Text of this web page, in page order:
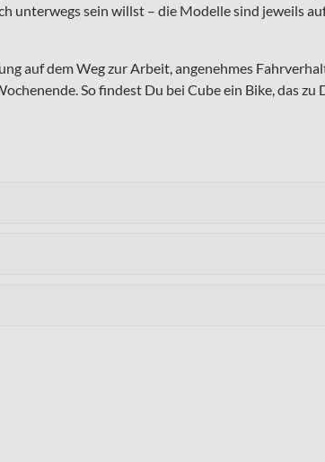
unterwegs sein willst – die Modelle sind jeweils
auf dem Weg zur Arbeit, angenehmes
So findest Du bei Cube ein Bike, das zu